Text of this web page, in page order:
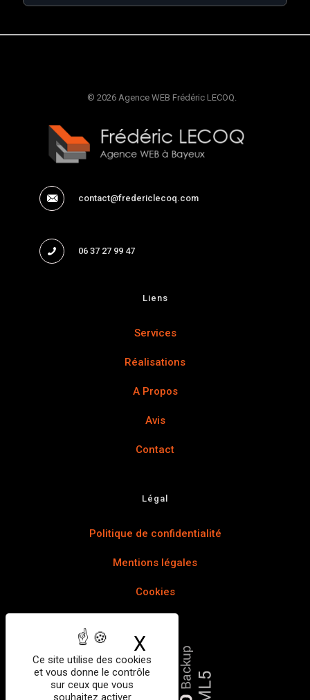
Ce site utilise des cookies
et vous donne le contrôle
sur ceux que vous
souhaitez activer
XMasquer le
© 2026 Agence WEB Frédéric LECOQ.
contact@fredericlecoq.com
06 37 27 99 47
Liens
Services
Réalisations
A Propos
Avis
Contact
Légal
Politique de confidentialité
Mentions légales
Cookies